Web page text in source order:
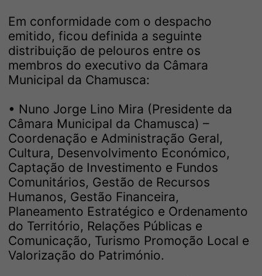
Em conformidade com o despacho
emitido, ficou definida a seguinte
distribuição de pelouros entre os
membros do executivo da Câmara
Municipal da Chamusca:
• Nuno Jorge Lino Mira (Presidente da
Câmara Municipal da Chamusca) –
Coordenação e Administração Geral,
Cultura, Desenvolvimento Económico,
Captação de Investimento e Fundos
Comunitários, Gestão de Recursos
Humanos, Gestão Financeira,
Planeamento Estratégico e Ordenamento
do Território, Relações Públicas e
Comunicação, Turismo Promoção Local e
Valorização do Património.